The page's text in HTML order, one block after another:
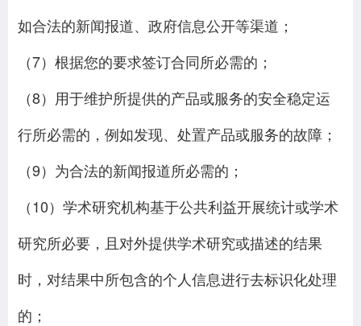
如合法的新闻报道、政府信息公开等渠道；
（7）根据您的要求签订合同所必需的；
（8）用于维护所提供的产品或服务的安全稳定运
行所必需的，例如发现、处置产品或服务的故障；
（9）为合法的新闻报道所必需的；
（10）学术研究机构基于公共利益开展统计或学术
研究所必要，且对外提供学术研究或描述的结果
时，对结果中所包含的个人信息进行去标识化处理
的；